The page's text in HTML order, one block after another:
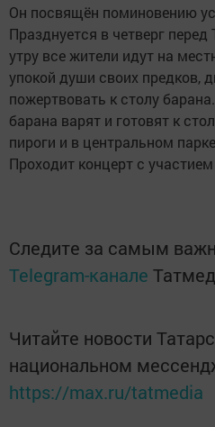
Он посвящён поминовению
Празднуется в четверг
утру все жители идут на
упокой души своих предков,
пожертвовать к столу
барана варят и готовят к
пироги и в центральном
Проходит концерт с
Следите за самым
Telegram-канале
Читайте новости
национальном
https://max.ru/tatmedia